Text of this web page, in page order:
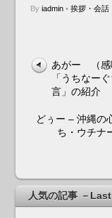
By iadmin• 挨拶・会話
あがー （感
「うちなー
言」の紹介
どぅー – 沖縄
ち・ウチナ
人気の記事 －